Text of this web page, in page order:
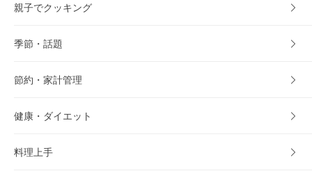
親子でクッキング
季節・話題
節約・家計管理
健康・ダイエット
料理上手